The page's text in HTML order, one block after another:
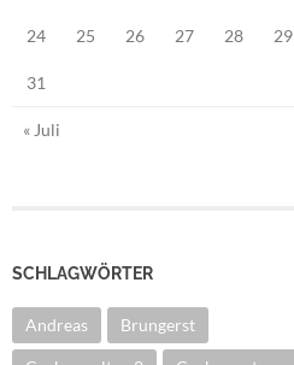
24 25 26 27 28 29
31
« Juli
SCHLAGWÖRTER
Andreas Brungerst